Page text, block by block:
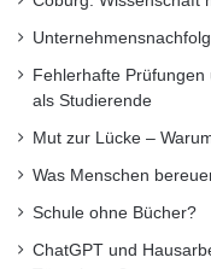
Fehlerhafte
als Studierende
Mut zur Lücke –
Was Menschen
Schule ohne Bücher?
ChatGPT und